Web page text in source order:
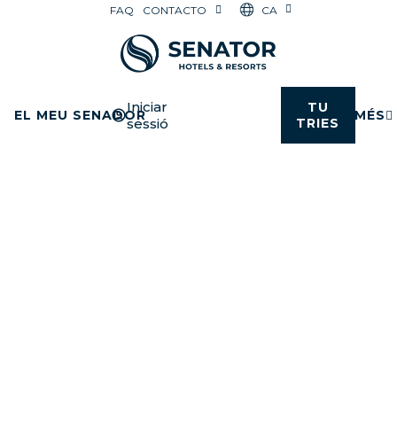
FAQ CONTACTO CA
EL MEU SENADORIniciar
sessió
TU
TRIES
MÉS